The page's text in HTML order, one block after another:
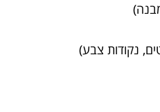
נקודות צבע)